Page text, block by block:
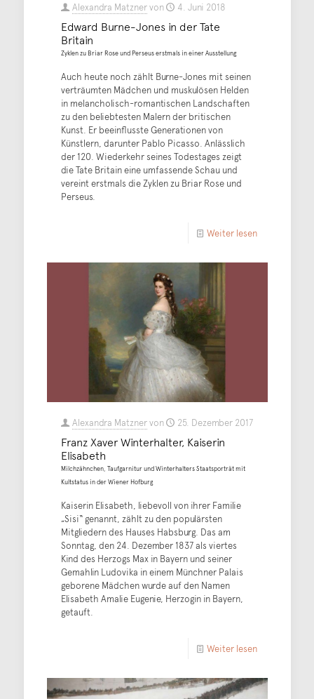
Alexandra Matznervon 4. Juni 2018
Edward Burne-Jones in der Tate
Britain
Zyklen zu Briar Rose und Perseus erstmals in einer Ausstellung
Auch heute noch zählt Burne-Jones mit seinen
verträumten Mädchen und muskulösen Helden
in melancholisch-romantischen Landschaften
zu den beliebtesten Malern der britischen
Kunst. Er beeinflusste Generationen von
Künstlern, darunter Pablo Picasso. Anlässlich
der 120. Wiederkehr seines Todestages zeigt
die Tate Britain eine umfassende Schau und
vereint erstmals die Zyklen zu Briar Rose und
Perseus.
Weiter lesen
Alexandra Matznervon 25. Dezember 2017
Franz Xaver Winterhalter, Kaiserin
Elisabeth
Milchzähnchen, Taufgarnitur und Winterhalters Staatsporträt mit
Kultstatus in der Wiener Hofburg
Kaiserin Elisabeth, liebevoll von ihrer Familie
„Sisi“ genannt, zählt zu den populärsten
Mitgliedern des Hauses Habsburg. Das am
Sonntag, den 24. Dezember 1837 als viertes
Kind des Herzogs Max in Bayern und seiner
Gemahlin Ludovika in einem Münchner Palais
geborene Mädchen wurde auf den Namen
Elisabeth Amalie Eugenie, Herzogin in Bayern,
getauft.
Weiter lesen